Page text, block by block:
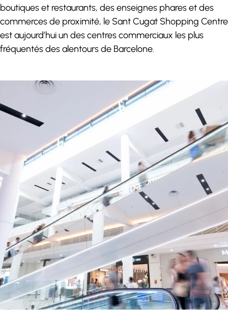
boutiques et restaurants, des enseignes phares et des
commerces de proximité, le Sant Cugat Shopping Centre
est aujourd’hui un des centres commerciaux les plus
fréquentés des alentours de Barcelone.